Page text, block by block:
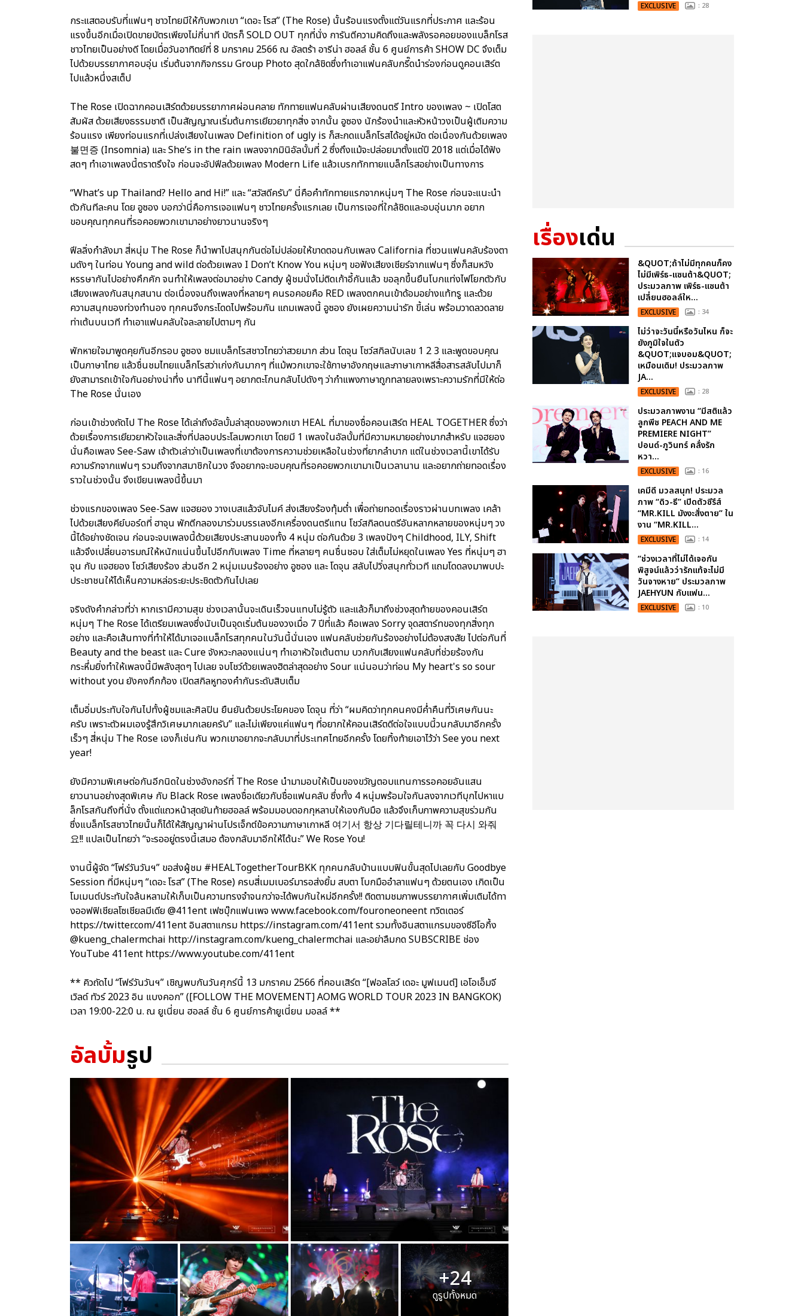
กระแสตอบรับที่แฟนๆ ชาวไทยมีให้กับพวกเขา “เดอะ โรส” (The Rose) นั้นร้อนแรงตั้งแต่วันแรกที่ประกาศ และร้อน
แรงขึ้นอีกเมื่อเปิดขายบัตรเพียงไม่กี่นาที บัตรก็ SOLD OUT ทุกที่นั่ง การันตีความคิดถึงและพลังรอคอยของแบล็กโรส
ชาวไทยเป็นอย่างดี โดยเมื่อวันอาทิตย์ที่ 8 มกราคม 2566 ณ อัลตร้า อารีน่า ฮอลล์ ชั้น 6 ศูนย์การค้า SHOW DC จึงเต็ม
ไปด้วยบรรยากาศอบอุ่น เริ่มต้นจากกิจกรรม Group Photo สุดใกล้ชิดซึ่งทำเอาแฟนคลับกรี๊ดนำร่องก่อนดูคอนเสิร์ต
ไปแล้วหนึ่งสเต็ป
The Rose เปิดฉากคอนเสิร์ตด้วยบรรยากาศผ่อนคลาย ทักทายแฟนคลับผ่านเสียงดนตรี Intro ของเพลง ~ เปิดโสต
สัมผัส ด้วยเสียงธรรมชาติ เป็นสัญญาณเริ่มต้นการเยียวยาทุกสิ่ง จากนั้น อูซอง นักร้องนำและหัวหน้าวงเป็นผู้เติมความ
ร้อนแรง เพียงท่อนแรกที่เปล่งเสียงในเพลง Definition of ugly is ก็สะกดแบล็กโรสได้อยู่หมัด ต่อเนื่องกันด้วยเพลง
불면증 (Insomnia) และ She’s in the rain เพลงจากมินิอัลบั้มที่ 2 ซึ่งถึงแม้จะปล่อยมาตั้งแต่ปี 2018 แต่เมื่อได้ฟัง
สดๆ ทำเอาเพลงนี้ตราตรึงใจ ก่อนจะอัปฟีลด้วยเพลง Modern Life แล้วเบรกทักทายแบล็กโรสอย่างเป็นทางการ
“What’s up Thailand? Hello and Hi!” และ “สวัสดีครับ” นี่คือคำทักทายแรกจากหนุ่มๆ The Rose ก่อนจะแนะนำ
ตัวกันทีละคน โดย อูซอง บอกว่านี่คือการเจอแฟนๆ ชาวไทยครั้งแรกเลย เป็นการเจอที่ใกล้ชิดและอบอุ่นมาก อยาก
ขอบคุณทุกคนที่รอคอยพวกเขามาอย่างยาวนานจริงๆ
ฟีลลิ่งกำลังมา สี่หนุ่ม The Rose ก็นำพาไปสนุกกันต่อไม่ปล่อยให้ขาดตอนกับเพลง California ที่ชวนแฟนคลับร้องตา
มดังๆ ในท่อน Young and wild ต่อด้วยเพลง I Don’t Know You หนุ่มๆ ขอฟังเสียงเชียร์จากแฟนๆ ซึ่งก็สมหวัง
หรรษากันไปอย่างคึกคัก จนทำให้เพลงต่อมาอย่าง Candy ผู้ชมนั่งไม่ติดเก้าอี้กันแล้ว ขอลุกขึ้นยืนโบกแท่งไฟโยกตัวกับ
เสียงเพลงกันสนุกสนาน ต่อเนื่องจนถึงเพลงที่หลายๆ คนรอคอยคือ RED เพลงตกคนเข้าด้อมอย่างแท้ทรู และด้วย
ความสนุกของท่วงทำนอง ทุกคนจึงกระโดดไปพร้อมกัน แถมเพลงนี้ อูซอง ยังเผยความน่ารัก ขี้เล่น พร้อมวาดลวดลาย
ท่าเต้นบนเวที ทำเอาแฟนคลับใจละลายไปตามๆ กัน
พักหายใจมาพูดคุยกันอีกรอบ อูซอง ชมแบล็กโรสชาวไทยว่าสวยมาก ส่วน โดจุน โชว์สกิลนับเลข 1 2 3 และพูดขอบคุณ
เป็นภาษาไทย แล้วชื่นชมไทยแบล็กโรสว่าเก่งกันมากๆ ที่แม้พวกเขาจะใช้ภาษาอังกฤษและภาษาเกาหลีสื่อสารสลับไปมาก็
ยังสามารถเข้าใจกันอย่างน่าทึ่ง นาทีนี้แฟนๆ อยากตะโกนกลับไปดังๆ ว่ากำแพงภาษาถูกทลายลงเพราะความรักที่มีให้ต่อ
The Rose นั่นเอง
ก่อนเข้าช่วงถัดไป The Rose ได้เล่าถึงอัลบั้มล่าสุดของพวกเขา HEAL ที่มาของชื่อคอนเสิร์ต HEAL TOGETHER ซึ่งว่า
ด้วยเรื่องการเยียวยาหัวใจและสิ่งที่ปลอบประโลมพวกเขา โดยมี 1 เพลงในอัลบั้มที่มีความหมายอย่างมากสำหรับ แจฮยอง
นั่นคือเพลง See-Saw เจ้าตัวเล่าว่าเป็นเพลงที่เขาต้องการความช่วยเหลือในช่วงที่ยากลำบาก แต่ในช่วงเวลานี้เขาได้รับ
ความรักจากแฟนๆ รวมถึงจากสมาชิกในวง จึงอยากจะขอบคุณที่รอคอยพวกเขามาเป็นเวลานาน และอยากถ่ายทอดเรื่อง
ราวในช่วงนั้น จึงเขียนเพลงนี้ขึ้นมา
ช่วงแรกของเพลง See-Saw แจฮยอง วางเบสแล้วจับไมค์ ส่งเสียงร้องทุ้มต่ำ เพื่อถ่ายทอดเรื่องราวผ่านบทเพลง เคล้า
ไปด้วยเสียงคีย์บอร์ดที่ ฮาจุน พักตีกลองมาร่วมบรรเลงอีกเครื่องดนตรีแทน โชว์สกิลดนตรีอันหลากหลายของหนุ่มๆ วง
นี้ได้อย่างชัดเจน ก่อนจะจบเพลงนี้ด้วยเสียงประสานของทั้ง 4 หนุ่ม ต่อกันด้วย 3 เพลงปังๆ Childhood, ILY, Shift
แล้วจึงเปลี่ยนอารมณ์ให้หนักแน่นขึ้นไปอีกกับเพลง Time ที่หลายๆ คนชื่นชอบ ใส่เต็มไม่หยุดในเพลง Yes ที่หนุ่มๆ ฮา
จุน กับ แจฮยอง โชว์เสียงร้อง ส่วนอีก 2 หนุ่มเมนร้องอย่าง อูซอง และ โดจุน สลับไปวิ่งสนุกทั่วเวที แถมโดดลงมาพบปะ
ประชาชนให้ได้เห็นความหล่อระยะประชิดตัวกันไปเลย
จริงดังคำกล่าวที่ว่า หากเรามีความสุข ช่วงเวลานั้นจะเดินเร็วจนแทบไม่รู้ตัว และแล้วก็มาถึงช่วงสุดท้ายของคอนเสิร์ต
หนุ่มๆ The Rose ได้เตรียมเพลงซึ่งนับเป็นจุดเริ่มต้นของวงเมื่อ 7 ปีที่แล้ว คือเพลง Sorry จุดสตาร์ทของทุกสิ่งทุก
อย่าง และคือเส้นทางที่ทำให้ได้มาเจอแบล็กโรสทุกคนในวันนี้นั่นเอง แฟนคลับช่วยกันร้องอย่างไม่ต้องสงสัย ไปต่อกันที่
Beauty and the beast และ Cure จังหวะกลองแน่นๆ ทำเอาหัวใจเต้นตาม บวกกับเสียงแฟนคลับที่ช่วยร้องกัน
กระหึ่มยิ่งทำให้เพลงนี้มีพลังสุดๆ ไปเลย จบโชว์ด้วยเพลงฮิตล่าสุดอย่าง Sour แน่นอนว่าท่อน My heart's so sour
without you ยังคงกึกก้อง เปิดสกิลหูทองคำกันระดับสิบเต็ม
เต็มอิ่มประทับใจกันไปทั้งผู้ชมและศิลปิน ยืนยันด้วยประโยคของ โดจุน ที่ว่า “ผมคิดว่าทุกคนคงมีค่ำคืนที่วิเศษกันนะ
ครับ เพราะตัวผมเองรู้สึกวิเศษมากเลยครับ” และไม่เพียงแค่แฟนๆ ที่อยากให้คอนเสิร์ตดีต่อใจแบบนี้วนกลับมาอีกครั้ง
เร็วๆ สี่หนุ่ม The Rose เองก็เช่นกัน พวกเขาอยากจะกลับมาที่ประเทศไทยอีกครั้ง โดยทิ้งท้ายเอาไว้ว่า See you next
year!
ยังมีความพิเศษต่อกันอีกนิดในช่วงอังกอร์ที่ The Rose นำมามอบให้เป็นของขวัญตอบแทนการรอคอยอันแสน
ยาวนานอย่างสุดพิเศษ กับ Black Rose เพลงชื่อเดียวกับชื่อแฟนคลับ ซึ่งทั้ง 4 หนุ่มพร้อมใจกันลงจากเวทีบุกไปหาแบ
ล็กโรสกันถึงที่นั่ง ตั้งแต่แถวหน้าสุดยันท้ายฮอลล์ พร้อมมอบดอกกุหลาบให้เองกับมือ แล้วจึงเก็บภาพความสุขร่วมกัน
ซึ่งแบล็กโรสชาวไทยนั้นก็ได้ให้สัญญาผ่านโปรเจ็กต์ข้อความภาษาเกาหลี 여기서 항상 기다릴테니까 꼭 다시 와줘
요!! แปลเป็นไทยว่า “จะรออยู่ตรงนี้เสมอ ต้องกลับมาอีกให้ได้นะ” We Rose You!
งานนี้ผู้จัด “โฟร์วันวันฯ” ขอส่งผู้ชม #HEALTogetherTourBKK ทุกคนกลับบ้านแบบฟินขั้นสุดไปเลยกับ Goodbye
Session ที่มีหนุ่มๆ “เดอะ โรส” (The Rose) ครบสี่เมมเบอร์มารอส่งยิ้ม สบตา โบกมืออำลาแฟนๆ ด้วยตนเอง เกิดเป็น
โมเมนต์ประทับใจล้นหลามให้เก็บเป็นความทรงจำจนกว่าจะได้พบกันใหม่อีกครั้ง!! ติดตามชมภาพบรรยากาศเพิ่มเติมได้ทา
งออฟฟิเชียลโซเชียลมีเดีย @411ent เฟซบุ๊กแฟนเพจ www.facebook.com/fouroneoneent ทวิตเตอร์
https://twitter.com/411ent อินสตาแกรม https://instagram.com/411ent รวมทั้งอินสตาแกรมของซีอีโอกึ้ง
@kueng_chalermchai http://instagram.com/kueng_chalermchai และอย่าลืมกด SUBSCRIBE ช่อง
YouTube 411ent https://www.youtube.com/411ent
** คิวถัดไป “โฟร์วันวันฯ” เชิญพบกันวันศุกร์นี้ 13 มกราคม 2566 ที่คอนเสิร์ต “[ฟอลโลว์ เดอะ มูฟเมนต์] เอโอเอ็มจี
เวิลด์ ทัวร์ 2023 อิน แบงคอก” ([FOLLOW THE MOVEMENT] AOMG WORLD TOUR 2023 IN BANGKOK)
เวลา 19:00-22:0 น. ณ ยูเนี่ยน ฮอลล์ ชั้น 6 ศูนย์การค้ายูเนี่ยน มอลล์ **
อัลบั้มรูป
+24
ดูรูปทั้งหมด
EXCLUSIVE : 28
เรื่องเด่น
&QUOT;ถ้าไม่มีทุกคนก็คง
ไม่มีเพิร์ธ-แซนต้า&QUOT;
ประมวลภาพ เพิร์ธ-แซนต้า
เปลี่ยนฮอลล์ให...
EXCLUSIVE : 34
ไม่ว่าจะวันนี้หรือวันไหน ก็จะ
ยังภูมิใจในตัว
&QUOT;แจบอม&QUOT;
เหมือนเดิม! ประมวลภาพ
JA...
EXCLUSIVE : 28
ประมวลภาพงาน “มีสติแล้ว
ลูกพีช PEACH AND ME
PREMIERE NIGHT”
ปอนด์-ภูวินทร์ คลั่งรัก
หวา...
EXCLUSIVE : 16
เคมีดี มวลสนุก! ประมวล
ภาพ “ดิว-ธี” เปิดตัวซีรีส์
“MR.KILL มังงะสั่งตาย” ใน
งาน “MR.KILL...
EXCLUSIVE : 14
“ช่วงเวลาที่ไม่ได้เจอกัน
พิสูจน์แล้วว่ารักแท้จะไม่มี
วันจางหาย” ประมวลภาพ
JAEHYUN กับแฟน...
EXCLUSIVE : 10